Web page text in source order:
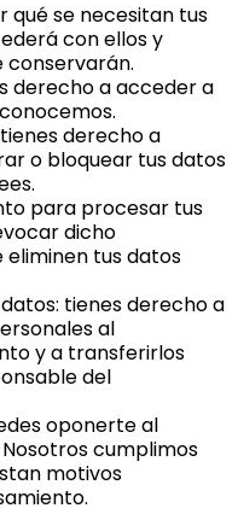
qué se necesitan tus
con ellos y
derecho a acceder a
derecho a
o bloquear tus datos
para procesar tus
dicho
eliminen tus datos
tienes derecho a
al
y a transferirlos
del
oponerte al
cumplimos
motivos